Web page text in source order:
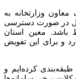
وزارتخانه به
در صورت دسترسی
باشد. معین استان
و برای این تفویض
طبقه‌بندی کرده‌ایم و